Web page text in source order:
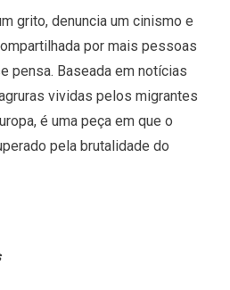
grito, denuncia um cinismo e
por mais pessoas
pensa. Baseada em notícias
vividas pelos migrantes
é uma peça em que o
pela brutalidade do